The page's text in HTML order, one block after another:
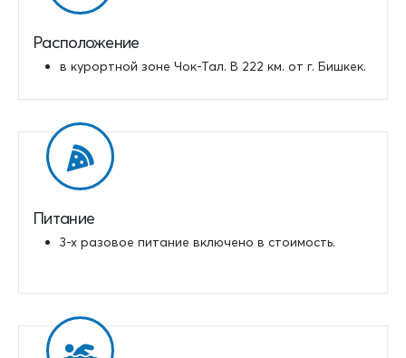
Расположение
в курортной зоне Чок-Тал. В 222 км. от г. Бишкек.
Питание
3-х разовое питание включено в стоимость.